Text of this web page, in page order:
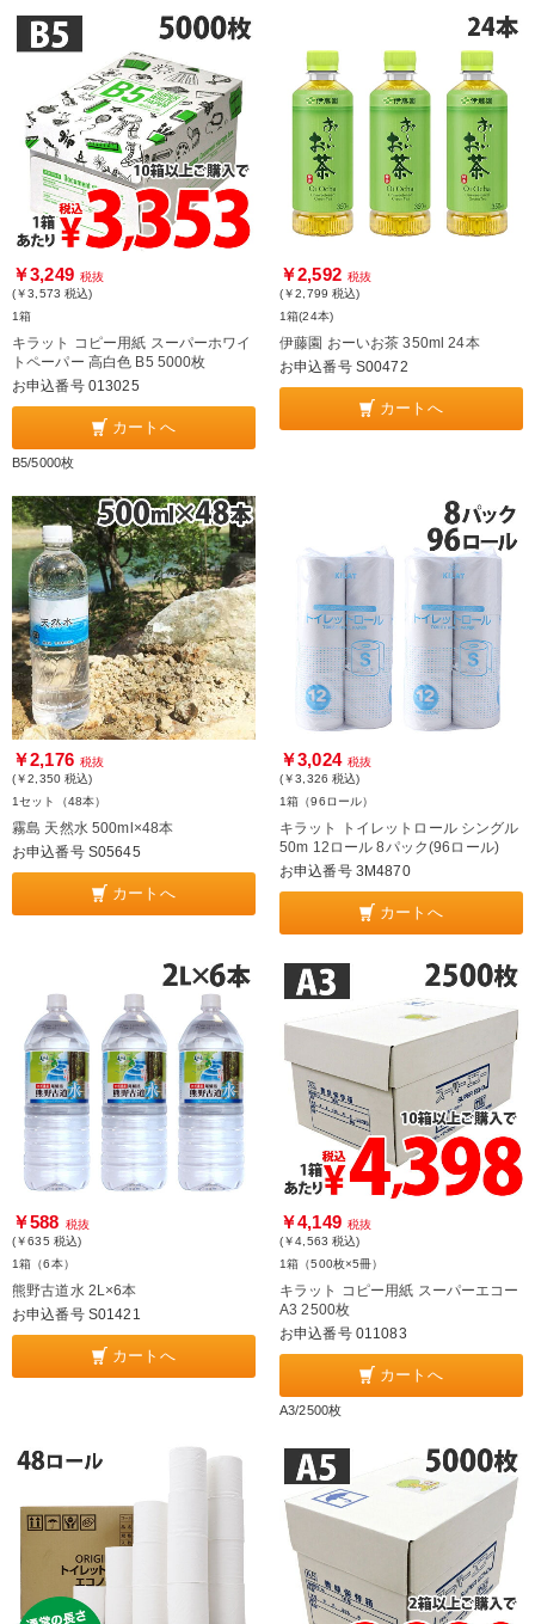
￥3,249 税抜
(￥3,573 税込)
1箱
キラット コピー用紙 スーパーホワイ
トペーパー 高白色 B5 5000枚
お申込番号 013025
カートへ
B5/5000枚
￥2,592 税抜
(￥2,799 税込)
1箱(24本)
伊藤園 おーいお茶 350ml 24本
お申込番号 S00472
カートへ
￥2,176 税抜
(￥2,350 税込)
1セット（48本）
霧島 天然水 500ml×48本
お申込番号 S05645
カートへ
￥3,024 税抜
(￥3,326 税込)
1箱（96ロール）
キラット トイレットロール シングル
50m 12ロール 8パック(96ロール)
お申込番号 3M4870
カートへ
￥588 税抜
(￥635 税込)
1箱（6本）
熊野古道水 2L×6本
お申込番号 S01421
カートへ
￥4,149 税抜
(￥4,563 税込)
1箱（500枚×5冊）
キラット コピー用紙 スーパーエコー
A3 2500枚
お申込番号 011083
カートへ
A3/2500枚